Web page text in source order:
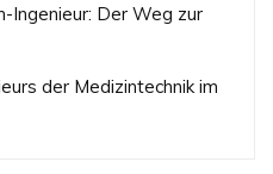
Ingenieur: Der Weg zur
der Medizintechnik im